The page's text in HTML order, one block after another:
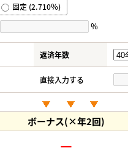
固定 (2.710％)
％
返済年数
直接入力する
ボーナス(×年2回)
－